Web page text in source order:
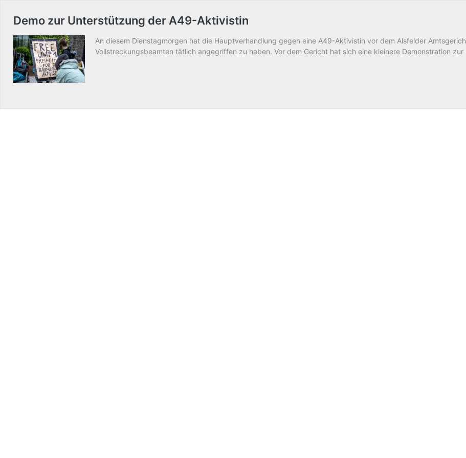
Demo zur Unterstützung der A49-Aktivistin
An diesem Dienstagmorgen hat die Hauptverhandlung gegen eine A49-Aktivistin vor dem Alsfelder
Vollstreckungsbeamten tätlich angegriffen zu haben. Vor dem Gericht hat sich eine kleinere Demonstration